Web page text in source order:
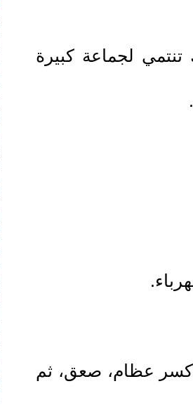
لجماعة كبيرة
كسر عظام، صعق، ثم